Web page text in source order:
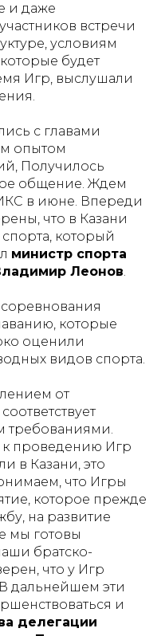
и даже
встречи
условиям
будет
Игр, выслушали
с главами
опытом
Получилось
общение. Ждем
в июне. Впереди
что в Казани
который
министр спорта
Леонов.
которые
оценили
видов спорта.
от
требованиями.
к проведению Игр
в Казани, это
что Игры
которое прежде
на развитие
мы готовы
братско-
что у Игр
дальнейшем эти
и
делегации